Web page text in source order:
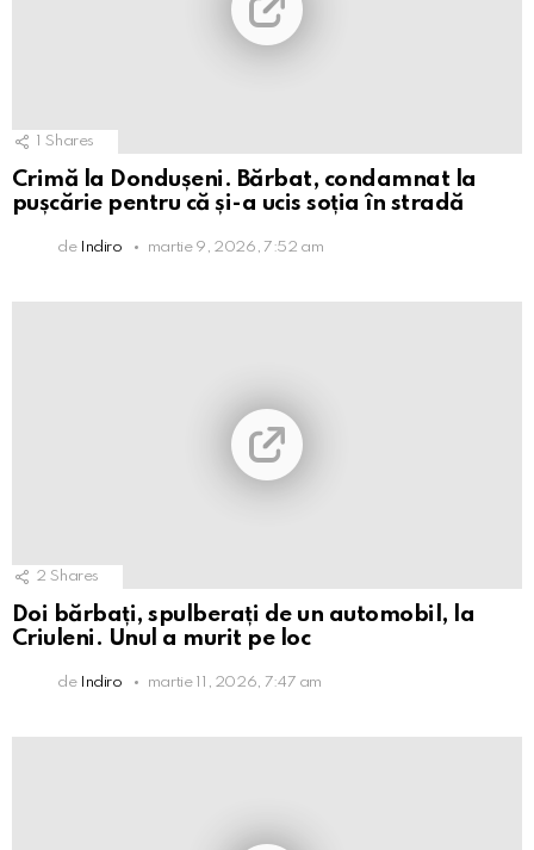
1 Shares
Crimă la Dondușeni. Bărbat, condamnat la
pușcărie pentru că și-a ucis soția în stradă
de Indiro martie 9, 2026, 7:52 am
2 Shares
Doi bărbați, spulberați de un automobil, la
Criuleni. Unul a murit pe loc
de Indiro martie 11, 2026, 7:47 am